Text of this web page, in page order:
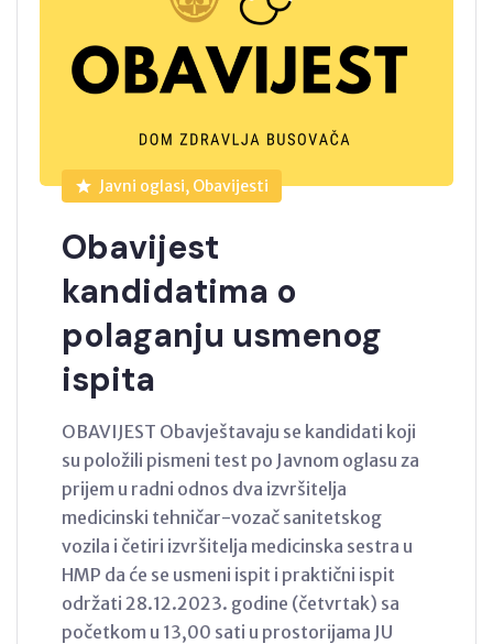
Javni oglasi, Obavijesti
Obavijest
kandidatima o
polaganju usmenog
ispita
OBAVIJEST Obavještavaju se kandidati koji
su položili pismeni test po Javnom oglasu za
prijem u radni odnos dva izvršitelja
medicinski tehničar-vozač sanitetskog
vozila i četiri izvršitelja medicinska sestra u
HMP da će se usmeni ispit i praktični ispit
održati 28.12.2023. godine (četvrtak) sa
početkom u 13,00 sati u prostorijama JU